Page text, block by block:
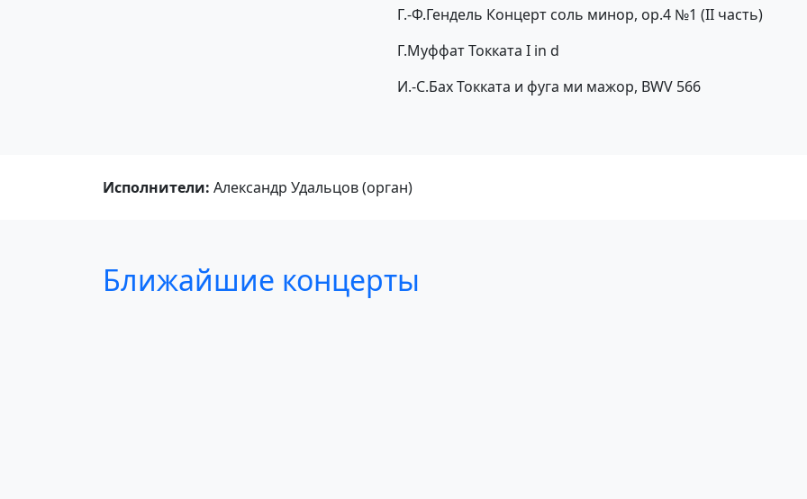
Г.-Ф.Гендель Концерт соль минор, ор.4 №1 (II часть)
Г.Муффат Токката I in d
И.-С.Бах Токката и фуга ми мажор, BWV 566
Исполнители: Александр Удальцов (орган)
Ближайшие концерты